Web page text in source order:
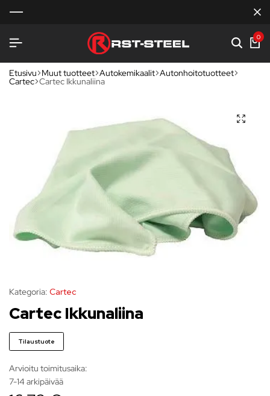
0
Etusivu Muut tuotteet Autokemikaalit Autonhoitotuotteet
Cartec Cartec Ikkunaliina
Kategoria: Cartec
Cartec Ikkunaliina
Tilaustuote
Arvioitu toimitusaika:
7-14 arkipäivää